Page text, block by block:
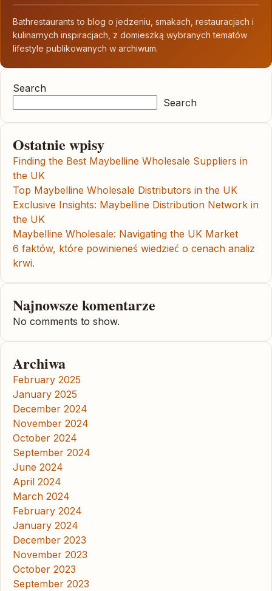
Bathrestaurants to blog o jedzeniu, smakach, restauracjach i
kulinarnych inspiracjach, z domieszką wybranych tematów
lifestyle publikowanych w archiwum.
Search
Search
Ostatnie wpisy
Finding the Best Maybelline Wholesale Suppliers in
the UK
Top Maybelline Wholesale Distributors in the UK
Exclusive Insights: Maybelline Distribution Network in
the UK
Maybelline Wholesale: Navigating the UK Market
6 faktów, które powinieneś wiedzieć o cenach analiz
krwi.
Najnowsze komentarze
No comments to show.
Archiwa
February 2025
January 2025
December 2024
November 2024
October 2024
September 2024
June 2024
April 2024
March 2024
February 2024
January 2024
December 2023
November 2023
October 2023
September 2023